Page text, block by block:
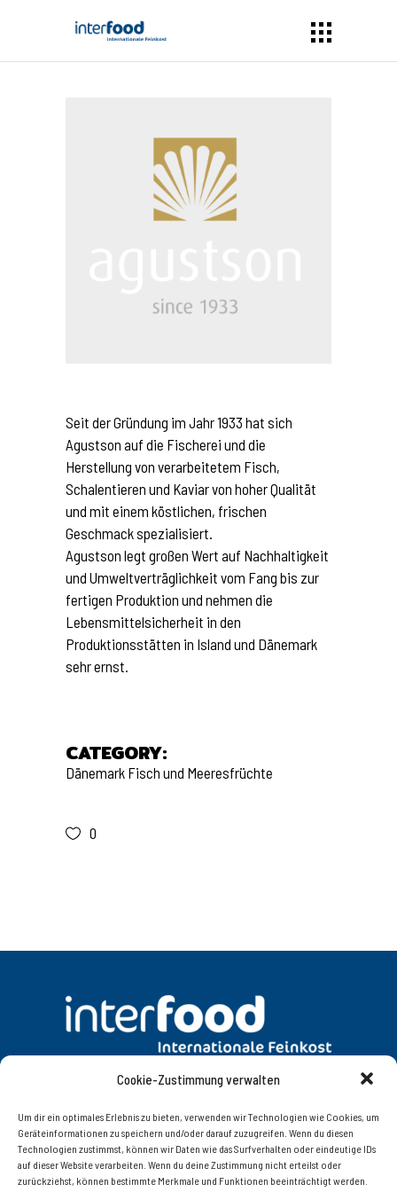
Cookie-Zustimmung verwalten
Um dir ein optimales Erlebnis zu bieten, verwenden wir Technologien wie Cookies, um
Geräteinformationen zu speichern und/oder darauf zuzugreifen. Wenn du diesen
Technologien zustimmst, können wir Daten wie das Surfverhalten oder eindeutige IDs
auf dieser Website verarbeiten. Wenn du deine Zustimmung nicht erteilst oder
zurückziehst, können bestimmte Merkmale und Funktionen beeinträchtigt werden.
Seit der Gründung im Jahr 1933 hat sich
Agustson auf die Fischerei und die
Herstellung von verarbeitetem Fisch,
Schalentieren und Kaviar von hoher Qualität
und mit einem köstlichen, frischen
Geschmack spezialisiert.
Agustson legt großen Wert auf Nachhaltigkeit
und Umweltverträglichkeit vom Fang bis zur
fertigen Produktion und nehmen die
Lebensmittelsicherheit in den
Produktionsstätten in Island und Dänemark
sehr ernst.
CATEGORY:
Dänemark Fisch und Meeresfrüchte
0
KONTAKT IMPRESSUM